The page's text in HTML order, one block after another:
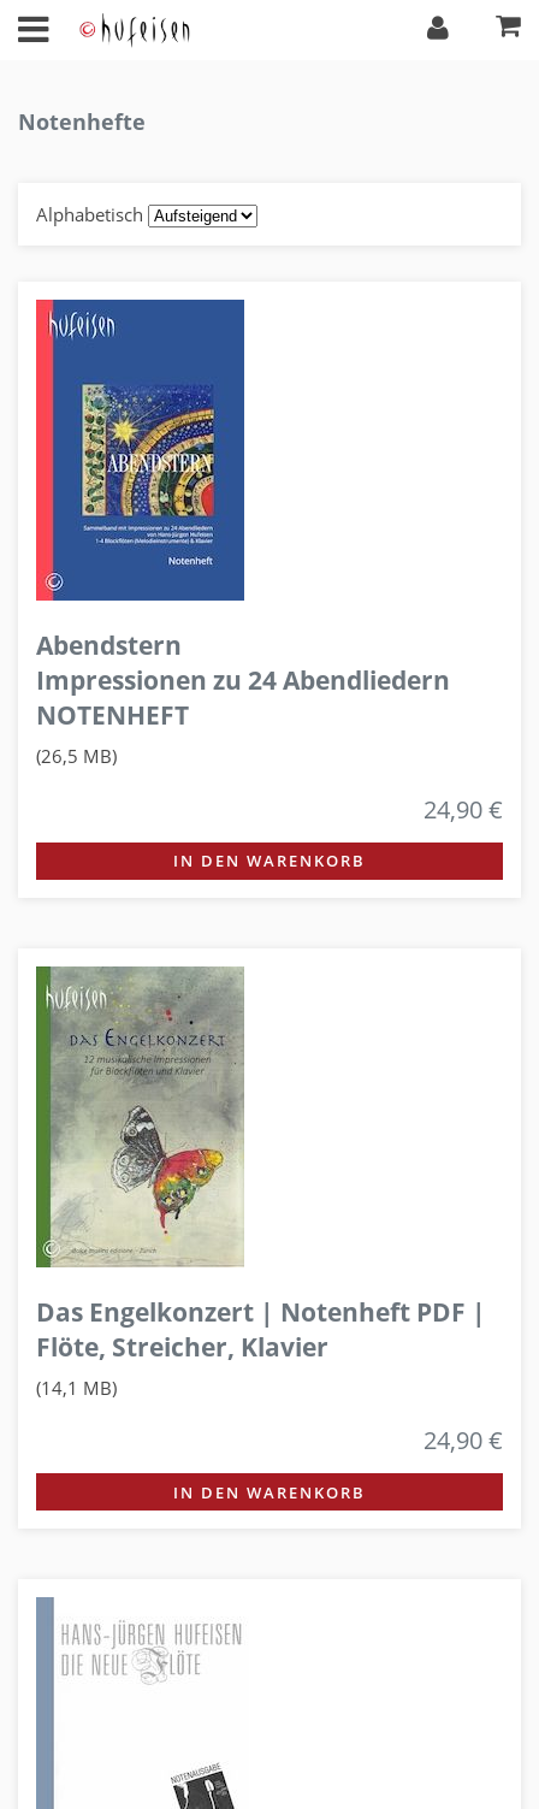
Notenhefte
Alphabetisch
Abendstern
Impressionen zu 24 Abendliedern
NOTENHEFT
(26,5 MB)
24,90 €
IN DEN WARENKORB
Das Engelkonzert | Notenheft PDF |
Flöte, Streicher, Klavier
(14,1 MB)
24,90 €
IN DEN WARENKORB